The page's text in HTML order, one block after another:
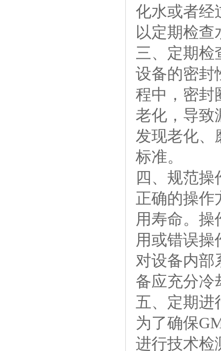
化水或者经
以定期检
三、定期检
设备的密封
程中，密封
老化，导致
发现老化、
标准。
四、规范操
正确的操作
用寿命。操
用或错误操
对设备内部
备应充分冷
五、定期进
为了确保
进行技术检